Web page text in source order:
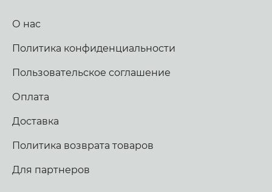
О нас
Политика конфиденциальности
Пользовательское соглашение
Оплата
Доставка
Политика возврата товаров
Для партнеров